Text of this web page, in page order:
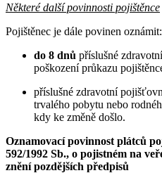
Některé další povinnosti pojištěnce
Pojištěnec je dále povinen oznámit:
do 8 dnů příslušné
poškození průkazu
příslušné zdravotní
trvalého pobytu nebo
kdy ke změně došlo.
Oznamovací povinnost plátců
592/1992 Sb., o pojistném na
znění pozdějších předpisů